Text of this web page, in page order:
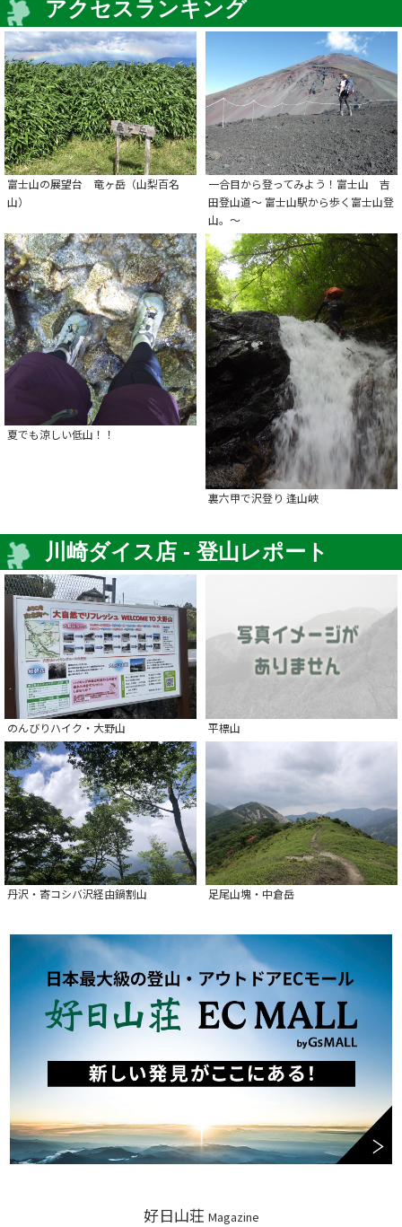
アクセスランキング
富士山の展望台 竜ヶ岳（山梨百名
山）
一合目から登ってみよう！富士山 吉
田登山道～ 富士山駅から歩く富士山登
山。～
夏でも涼しい低山！！
裏六甲で沢登り 逢山峡
川崎ダイス店 - 登山レポート
のんびりハイク・大野山 平標山
丹沢・寄コシバ沢経由鍋割山 足尾山塊・中倉岳
好日山荘 Magazine